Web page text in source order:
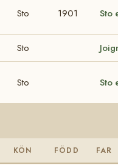
Sto 1901 Sto
Sto
Sto Sto
KÖN FÖDD FAR